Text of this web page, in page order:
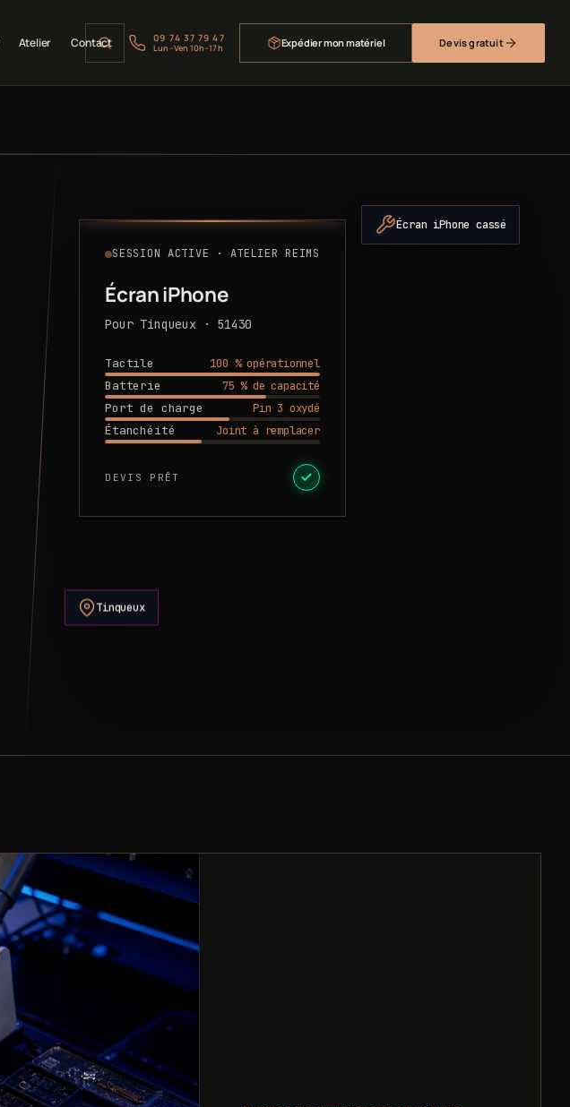
Atelier Contact 09 74 37 79 47
Lun–Ven 10h–17h Expédier mon matériel Devis gratuit
SESSION ACTIVE · ATELIER REIMS
Écran iPhone
Pour Tinqueux · 51430
Tactile
100 % opérationnel
Batterie
75 % de capacité
Port de charge
Pin 3 oxydé
Étanchéité
Joint à remplacer
DEVIS PRÊT
Écran iPhone cassé
Tinqueux